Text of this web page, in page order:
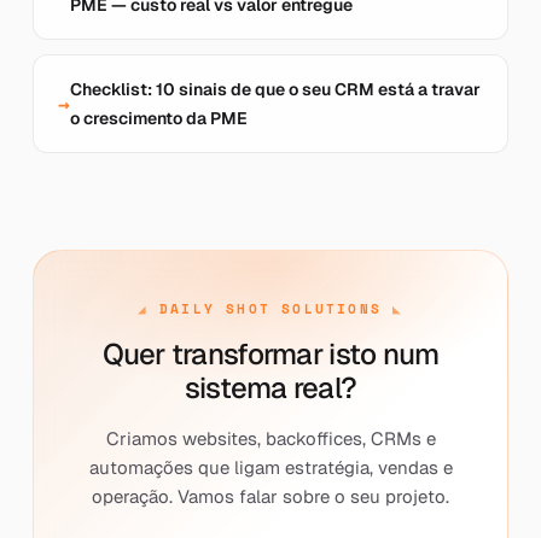
PME — custo real vs valor entregue
Checklist: 10 sinais de que o seu CRM está a travar
o crescimento da PME
DAILY SHOT SOLUTIONS
Quer transformar isto num
sistema real?
Criamos websites, backoffices, CRMs e
automações que ligam estratégia, vendas e
operação. Vamos falar sobre o seu projeto.